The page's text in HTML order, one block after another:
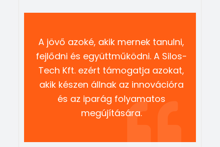
A jövő azoké, akik mernek tanulni,
fejlődni és együttműködni. A Silos-
Tech Kft. ezért támogatja azokat,
akik készen állnak az innovációra
és az iparág folyamatos
megújítására.